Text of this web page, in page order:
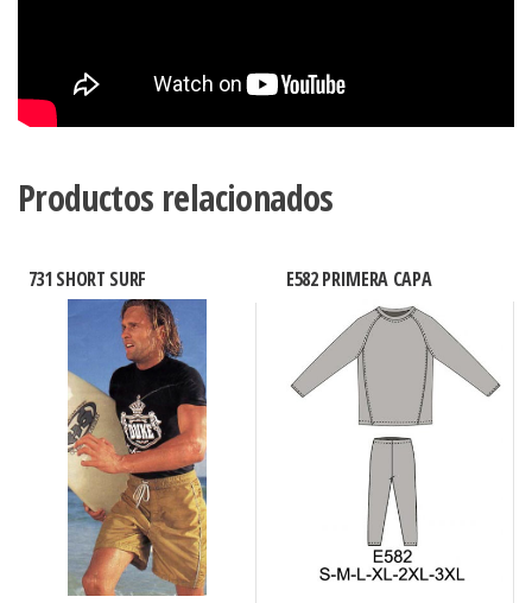
Productos relacionados
731 SHORT SURF E582 PRIMERA CAPA